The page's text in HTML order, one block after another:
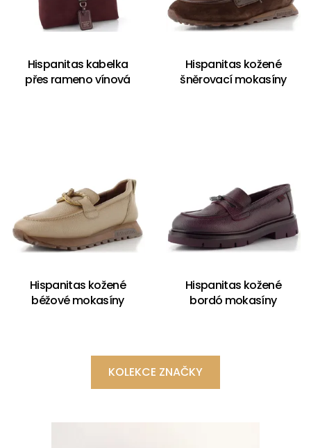
Hispanitas kabelka
přes rameno vínová
Hispanitas kožené
šněrovací mokasíny
Hispanitas kožené
béžové mokasíny
Hispanitas kožené
bordó mokasíny
KOLEKCE ZNAČKY